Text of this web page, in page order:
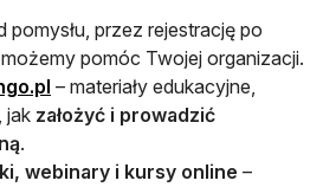
pomysłu, przez rejestrację po
pomóc Twojej organizacji.
otwiera się w nowej karcie
– materiały edukacyjne,
jak założyć i prowadzić
.
webinary i kursy online –